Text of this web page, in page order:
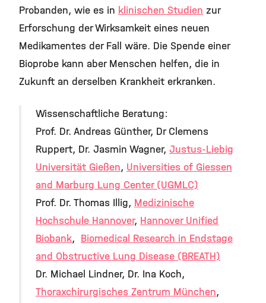
Probanden, wie es in klinischen Studien zur
Erforschung der Wirksamkeit eines neuen
Medikamentes der Fall wäre. Die Spende einer
Bioprobe kann aber Menschen helfen, die in
Zukunft an derselben Krankheit erkranken.
Wissenschaftliche Beratung:
Prof. Dr. Andreas Günther, Dr Clemens
Ruppert, Dr. Jasmin Wagner, Justus-Liebig
Universität Gießen, Universities of Giessen
and Marburg Lung Center (UGMLC)
Prof. Dr. Thomas Illig, Medizinische
Hochschule Hannover, Hannover Unified
Biobank, Biomedical Research in Endstage
and Obstructive Lung Disease (BREATH)
Dr. Michael Lindner, Dr. Ina Koch,
Thoraxchirurgisches Zentrum München,